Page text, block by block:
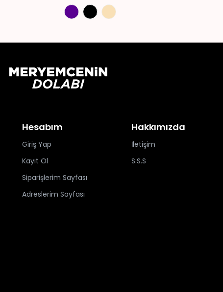
Hesabım
Giriş Yap
Kayıt Ol
Siparişlerim Sayfası
Adreslerim Sayfası
Hakkımızda
İletişim
S.S.S